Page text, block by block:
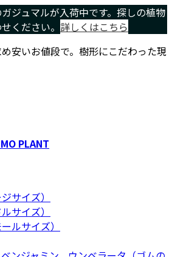
ジュマルが入荷中です。探しの植物
ください。 詳しくはこちら
安いお値段で。樹形にこだわった現
サイズ）
サイズ）
ルサイズ）